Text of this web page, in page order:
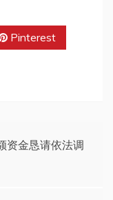
Pinterest
资金恳请依法调